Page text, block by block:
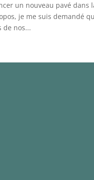
un nouveau pavé
je me suis demandé
de nos...